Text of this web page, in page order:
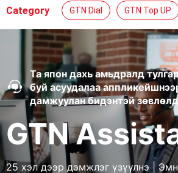
Category GTN Dial GTN Top UP
Та япон дахь амьдралд
буй асуудалаа
дамжуулан бидэнтэй зөвлөлд
GTN
25 хэл дээр дэмжлэг үзүүлнэ |